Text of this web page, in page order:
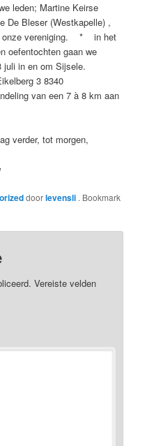
leden; Martine Keirse
De Bleser (Westkapelle) ,
onze vereniging. * in het
oefentochten gaan we
juli in en om Sijsele.
3 8340
van een 7 à 8 km aan
verder, tot morgen,
doorlevensli . Bookmark
Vereiste velden